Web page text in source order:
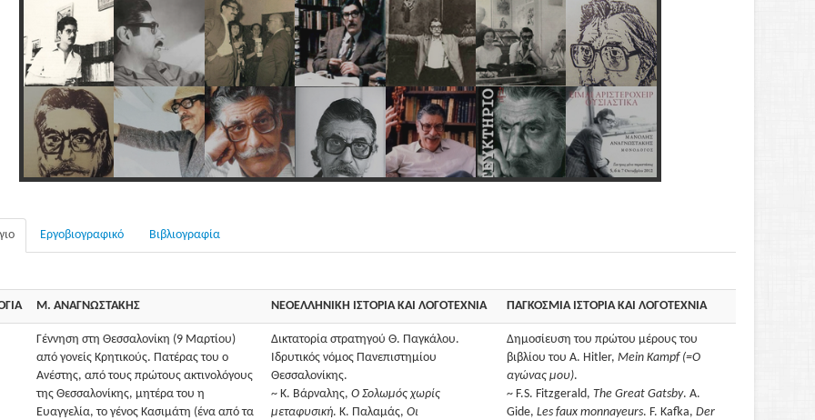
Εργοβιογραφικό Βιβλιογραφία
Μ. ΑΝΑΓΝΩΣΤΑΚΗΣ ΝΕΟΕΛΛΗΝΙΚΗ ΙΣΤΟΡΙΑ ΚΑΙ ΛΟΓΟΤΕΧΝΙΑ ΠΑΓΚΟΣΜΙΑ ΙΣΤΟΡΙΑ ΚΑΙ ΛΟΓΟΤΕΧΝΙΑ
Γέννηση στη Θεσσαλονίκη (9 Μαρτίου)
από γονείς Kρητικούς. Πατέρας του ο
Aνέστης, από τους πρώτους ακτινολόγους
της Θεσσαλονίκης, μητέρα του η
Eυαγγελία, το γένος Kασιμάτη (ένα από τα
Δικτατορία στρατηγού Θ. Παγκάλου.
Ιδρυτικός νόμος Πανεπιστημίου
Θεσσαλονίκης.
~ K. Bάρναλης, O Σολωμός χωρίς
μεταφυσική. K. Παλαμάς, Oι
Δημοσίευση του πρώτου μέρους του
βιβλίου του A. Hitler, Mein Kampf (=Ο
αγώνας μου).
~ F.S. Fitzgerald, The Great Gatsby. A.
Gide, Les faux monnayeurs. F. Kafka, Der